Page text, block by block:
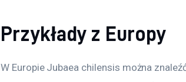
Przykłady z Europy
W Europie Jubaea chilensis można